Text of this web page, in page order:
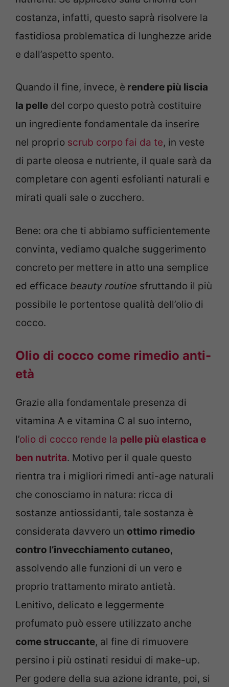
costanza, infatti, questo saprà risolvere la
fastidiosa problematica di lunghezze aride
e dall’aspetto spento.
Quando il fine, invece, è rendere più liscia
la pelle del corpo questo potrà costituire
un ingrediente fondamentale da inserire
nel proprio scrub corpo fai da te, in veste
di parte oleosa e nutriente, il quale sarà da
completare con agenti esfolianti naturali e
mirati quali sale o zucchero.
Bene: ora che ti abbiamo sufficientemente
convinta, vediamo qualche suggerimento
concreto per mettere in atto una semplice
ed efficace beauty routine sfruttando il più
possibile le portentose qualità dell’olio di
cocco.
Olio di cocco come rimedio anti-
età
Grazie alla fondamentale presenza di
vitamina A e vitamina C al suo interno,
l’olio di cocco rende la pelle più elastica e
ben nutrita. Motivo per il quale questo
rientra tra i migliori rimedi anti-age naturali
che conosciamo in natura: ricca di
sostanze antiossidanti, tale sostanza è
considerata davvero un ottimo rimedio
contro l’invecchiamento cutaneo,
assolvendo alle funzioni di un vero e
proprio trattamento mirato antietà.
Lenitivo, delicato e leggermente
profumato può essere utilizzato anche
come struccante, al fine di rimuovere
persino i più ostinati residui di make-up.
Per godere della sua azione idrante, poi, si